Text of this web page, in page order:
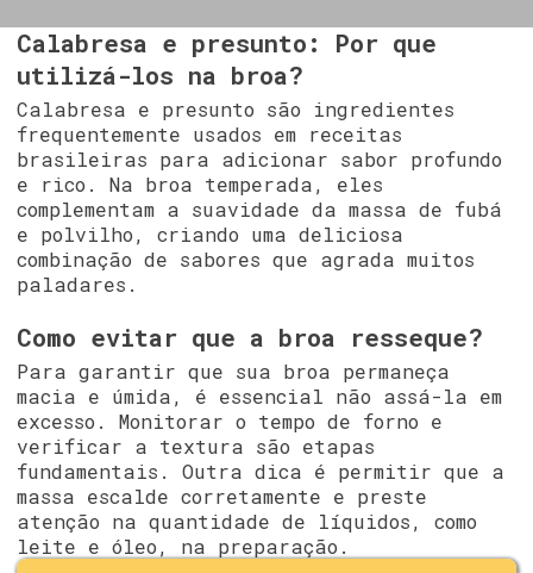
Calabresa e presunto: Por que
utilizá-los na broa?
Calabresa e presunto são ingredientes
frequentemente usados em receitas
brasileiras para adicionar sabor profundo
e rico. Na broa temperada, eles
complementam a suavidade da massa de fubá
e polvilho, criando uma deliciosa
combinação de sabores que agrada muitos
paladares.
Como evitar que a broa resseque?
Para garantir que sua broa permaneça
macia e úmida, é essencial não assá-la em
excesso. Monitorar o tempo de forno e
verificar a textura são etapas
fundamentais. Outra dica é permitir que a
massa escalde corretamente e preste
atenção na quantidade de líquidos, como
leite e óleo, na preparação.